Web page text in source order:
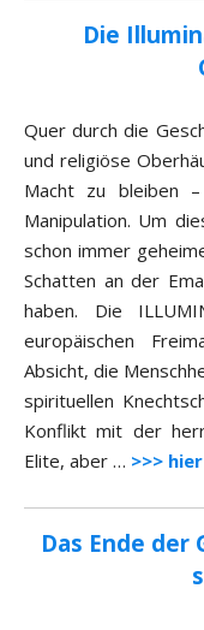
Die
Quer durch die
und religiöse
Macht zu bleiben
Manipulation. Um
schon immer
Schatten an der
haben. Die
europäischen
Absicht, die
spirituellen
Konflikt mit der
Elite, aber … >>>
Das Ende der